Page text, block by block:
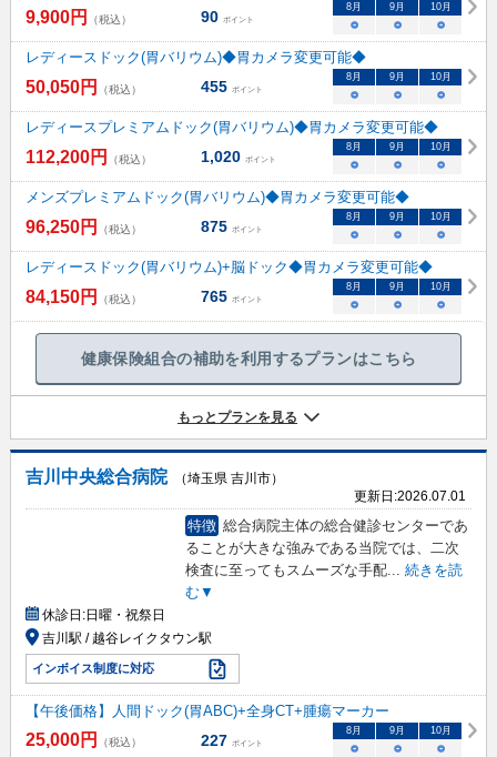
9,900円 （税込） 90 ポイント
8月 9月 10月
○ ○ ○
レディースドック(胃バリウム)◆胃カメラ変更可能◆
50,050円 （税込） 455 ポイント
8月 9月 10月
○ ○ ○
レディースプレミアムドック(胃バリウム)◆胃カメラ変更可能◆
112,200円 （税込） 1,020 ポイント
8月 9月 10月
○ ○ ○
メンズプレミアムドック(胃バリウム)◆胃カメラ変更可能◆
96,250円 （税込） 875 ポイント
8月 9月 10月
○ ○ ○
レディースドック(胃バリウム)+脳ドック◆胃カメラ変更可能◆
84,150円 （税込） 765 ポイント
8月 9月 10月
○ ○ ○
健康保険組合の補助を利用するプランはこちら
もっとプランを見る
吉川中央総合病院
（埼玉県 吉川市）
更新日:2026.07.01
特徴 総合病院主体の総合健診センターであ
ることが大きな強みである当院では、二次
検査に至ってもスムーズな手配...
続きを読
む▼
休診日:日曜・祝祭日
吉川駅 / 越谷レイクタウン駅
インボイス制度に対応
【午後価格】人間ドック(胃ABC)+全身CT+腫瘍マーカー
25,000円 （税込） 227 ポイント
8 月 9 月 10月
○ ○ ○